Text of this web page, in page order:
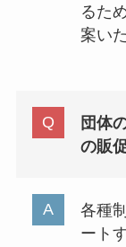
るた
案い
団体
の販
各種
ート